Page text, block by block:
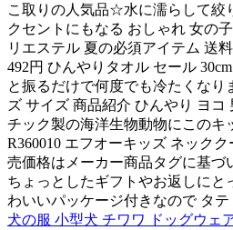
こ取りの人気品☆水に濡らして絞
クセントにもなる おしゃれ 女の
リエステル 夏の必須アイテム 送
492円 ひんやりタオル セール
と振るだけで何度でも冷たくなり
ズ サイズ 商品紹介 ひんやり ヨコ
チック製の海洋生物動物にこのキ
R360010 エフオーキッズ ネック
売価格はメーカー商品タグに基づ
ちょっとしたギフトやお返しに
わいいパッケージ付きなので タテ
犬の服 小型犬 チワワ ドッグウェ